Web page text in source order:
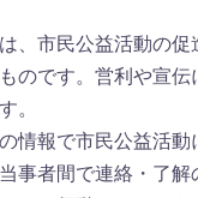
、市民公益活動の促
のです。営利や宣伝
。
情報で市民公益活動
事者間で連絡・了解